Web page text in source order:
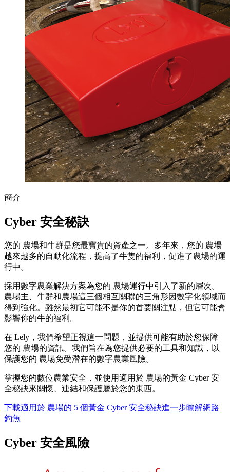
簡介
Cyber 安全秘訣
您的 農場和牛群是您最寶貴的資產之一。多年來，您的 農場
越來越多的自動化流程，提高了牛隻的福利，促進了農場的運
行中。
採用數字農業解決方案為您的 農場運行中引入了新的層次。
農場主、牛群和農場這三個相互關聯的三角形因數字化領域而
得到強化。雖然最初它可能不是你的首要關注點，但它可能會
影響你的牛的福利。
在 Lely，我們希望正視這一問題，並提供可能有助於您保障
您的 農場的資訊。我們旨在為您提供必要的工具和知識，以
保護您的 農場免受潛在的數字農業風險。
掌握您的數位農業安全，並使用適用於 農場的黃金 Cyber 安
全秘訣來關懷、連結和保護屬於您的東西。
下載適用於 農場的 5 個黃金 Cyber 安全秘訣進一步瞭解網路
釣魚
Cyber 安全風險